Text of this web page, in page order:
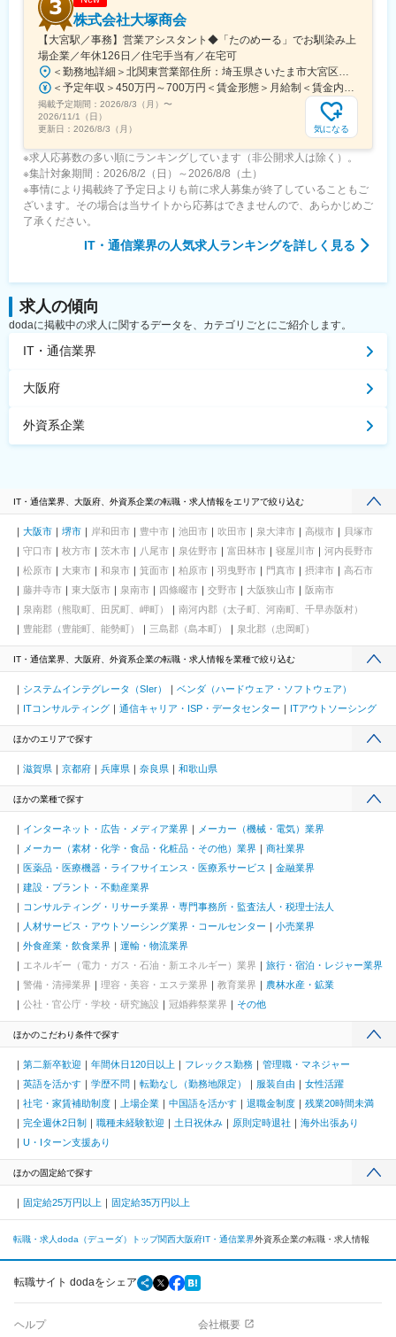
株式会社大塚商会
【大宮駅／事務】営業アシスタント◆「たのめーる」でお馴染み上
場企業／年休126日／住宅手当有／在宅可
＜勤務地詳細＞北関東営業部住所：埼玉県さいたま市大宮区桜木町1-195-1 大宮ソラミチKOZ 12階受動喫煙対策：屋内全面禁煙変更の範囲：会社の定める事業所（リモートワーク含む）
＜予定年収＞450万円～700万円＜賃金形態＞月給制＜賃金内訳＞月額（基本給）：274,000円～400,000円＜月給＞274,000円～400,000円＜昇給有無＞有＜残業手当＞有＜給与補足＞※経験・スキルを考慮のうえ、当社規定にて決定■昇給：年1回■賞与：年2回（7月・12月）賃金はあくまでも目安の金額であり、選考を通じて上下する可能性があります。月給(月額)は固定手当を含めた表記です。
掲載予定期間： 2026/8/3（月） 〜
2026/11/1（日）
更新日： 2026/8/3（月） 気になる
※求人応募数の多い順にランキングしています（非公開求人は除く）。
※集計対象期間：2026/8/2（日）～2026/8/8（土）
※事情により掲載終了予定日よりも前に求人募集が終了していることもご
ざいます。その場合は当サイトから応募はできませんので、あらかじめご
了承ください。
IT・通信業界の人気求人ランキングを詳しく見る
求人の傾向
dodaに掲載中の求人に関するデータを、カテゴリごとにご紹介します。
IT・通信業界
大阪府
外資系企業
IT・通信業界、大阪府、外資系企業の転職・求人情報をエリアで絞り込む
大阪市 堺市 岸和田市 豊中市 池田市 吹田市 泉大津市 高槻市
貝塚市
守口市
枚方市 茨木市 八尾市 泉佐野市 富田林市 寝屋川市
河内長野市
松原市
大東市 和泉市 箕面市 柏原市 羽曳野市 門真市 摂津市
高石市
藤井寺市
東大阪市 泉南市 四條畷市 交野市 大阪狭山市
阪南市
泉南郡（熊取町、田尻町、岬町）
南河内郡（太子町、河南町、千早赤阪村）
豊能郡（豊能町、能勢町）
三島郡（島本町） 泉北郡（忠岡町）
IT・通信業界、大阪府、外資系企業の転職・求人情報を業種で絞り込む
システムインテグレータ（SIer）
ベンダ（ハードウェア・ソフトウェア）
ITコンサルティング
通信キャリア・ISP・データセンター ITアウトソーシング
ほかのエリアで探す
滋賀県 京都府 兵庫県 奈良県 和歌山県
ほかの業種で探す
インターネット・広告・メディア業界
メーカー（機械・電気）業界
メーカー（素材・化学・食品・化粧品・その他）業界
商社業界
医薬品・医療機器・ライフサイエンス・医療系サービス
金融業界
建設・プラント・不動産業界
コンサルティング・リサーチ業界・専門事務所・監査法人・税理士法人
人材サービス・アウトソーシング業界・コールセンター
小売業界
外食産業・飲食業界
運輸・物流業界
エネルギー（電力・ガス・石油・新エネルギー）業界
旅行・宿泊・レジャー業界
警備・清掃業界
理容・美容・エステ業界 教育業界
農林水産・鉱業
公社・官公庁・学校・研究施設
冠婚葬祭業界 その他
ほかのこだわり条件で探す
第二新卒歓迎 年間休日120日以上 フレックス勤務
管理職・マネジャー
英語を活かす
学歴不問 転勤なし（勤務地限定） 服装自由
女性活躍
社宅・家賃補助制度
上場企業 中国語を活かす 退職金制度
残業20時間未満
完全週休2日制
職種未経験歓迎 土日祝休み 原則定時退社
海外出張あり
U・Iターン支援あり
ほかの固定給で探す
固定給25万円以上 固定給35万円以上
転職・求人doda（デューダ）トップ関西大阪府IT・通信業界外資系企業の転職・求人情報
転職サイト dodaをシェア
ヘルプ 会社概要